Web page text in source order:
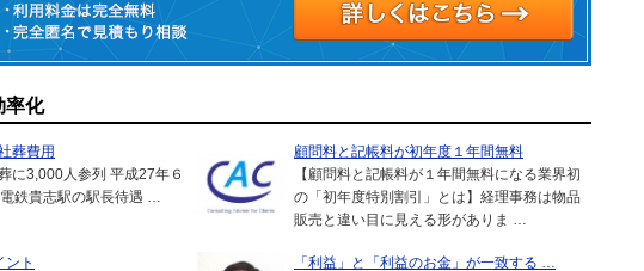
率化
葬費用
に3,000人参列 平成27年６
鉄貴志駅の駅長待遇 …
顧問料と記帳料が初年度１年間無料
【顧問料と記帳料が１年間無料になる業界初
の「初年度特別割引」とは】経理事務は物品
販売と違い目に見える形がありま …
ント 「利益」と「利益のお金」が一致する …